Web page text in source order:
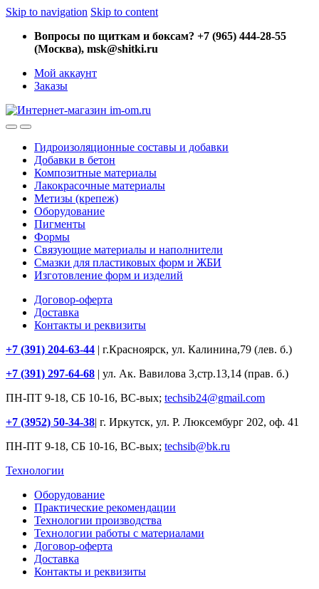
Skip to navigation Skip to content
Вопросы по щиткам и боксам? +7 (965) 444-28-55
(Москва), msk@shitki.ru
Мой аккаунт
Заказы
Гидроизоляционные составы и добавки
Добавки в бетон
Композитные материалы
Лакокрасочные материалы
Метизы (крепеж)
Оборудование
Пигменты
Формы
Связующие материалы и наполнители
Смазки для пластиковых форм и ЖБИ
Изготовление форм и изделий
Договор-оферта
Доставка
Контакты и реквизиты
+7 (391) 204-63-44 | г.Красноярск, ул. Калинина,79 (лев. б.)
+7 (391) 297-64-68 | ул. Ак. Вавилова 3,стр.13,14 (прав. б.)
ПН-ПТ 9-18, СБ 10-16, ВС-вых; techsib24@gmail.com
+7 (3952) 50-34-38| г. Иркутск, ул. Р. Люксембург 202, оф. 41
ПН-ПТ 9-18, СБ 10-16, ВС-вых; techsib@bk.ru
Технологии
Оборудование
Практические рекомендации
Технологии производства
Технологии работы с материалами
Договор-оферта
Доставка
Контакты и реквизиты